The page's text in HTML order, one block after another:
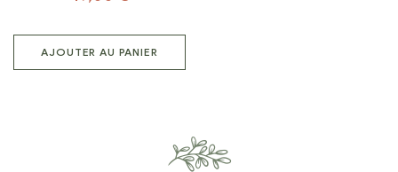
AJOUTER AU PANIER